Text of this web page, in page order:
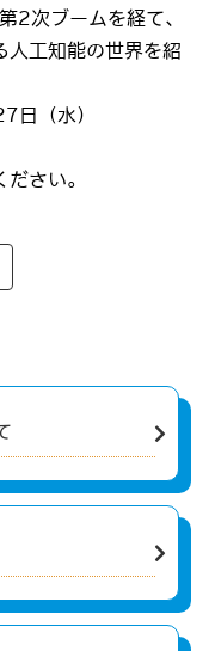
2次ブームを経て、
人工知能の世界を紹
（水）
ださい。